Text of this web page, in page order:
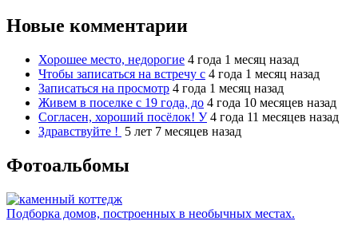
Новые комментарии
Хорошее место, недорогие 4 года 1 месяц назад
Чтобы записаться на встречу с 4 года 1 месяц назад
Записаться на просмотр 4 года 1 месяц назад
Живем в поселке с 19 года, до 4 года 10 месяцев назад
Согласен, хороший посёлок! У 4 года 11 месяцев назад
Здравствуйте ! 5 лет 7 месяцев назад
Фотоальбомы
Подборка домов, построенных в необычных местах.